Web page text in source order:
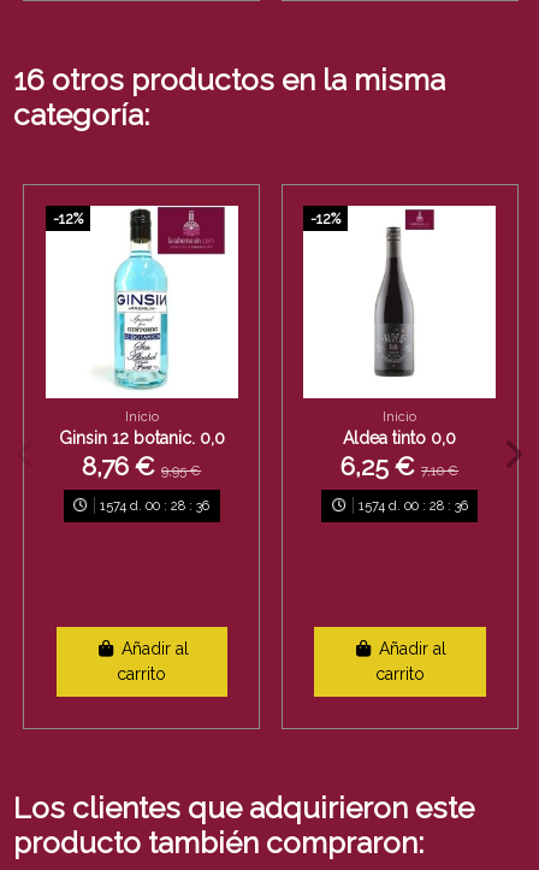
16 otros productos en la misma
categoría:
-12%
Inicio
Ginsin 12 botanic. 0,0
8,76 €9,95 €
1574 d. 00 :28 :36
Añadir al
carrito
-12%
Inicio
Aldea tinto 0,0
6,25 €7,10 €
1574d. 00: 28: 36
Añadir al
carrito
Los clientes que adquirieron este
producto también compraron: